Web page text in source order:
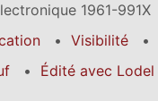
1961-991X
Visibilité
Édité avec Lodel